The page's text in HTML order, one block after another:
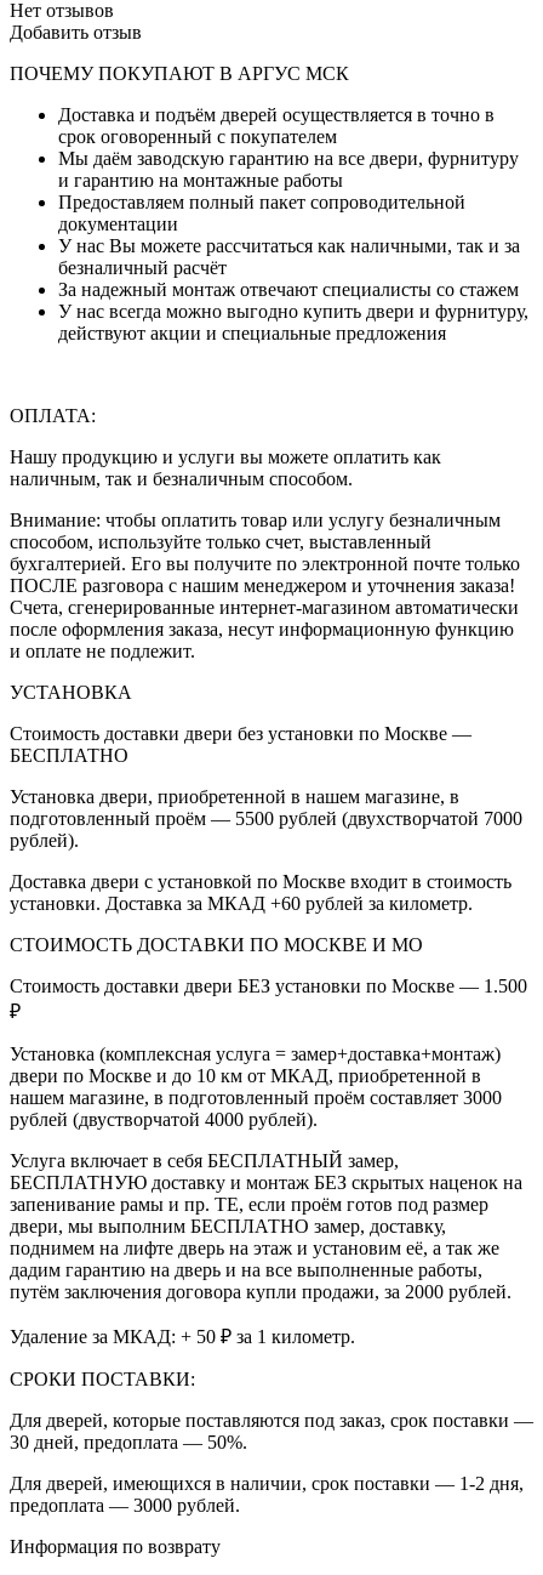
Нет отзывов
Добавить отзыв
ПОЧЕМУ ПОКУПАЮТ В АРГУС МСК
Доставка и подъём дверей осуществляется в точно в
срок оговоренный с покупателем
Мы даём заводскую гарантию на все двери, фурнитуру
и гарантию на монтажные работы
Предоставляем полный пакет сопроводительной
документации
У нас Вы можете рассчитаться как наличными, так и за
безналичный расчёт
За надежный монтаж отвечают специалисты со стажем
У нас всегда можно выгодно купить двери и фурнитуру,
действуют акции и специальные предложения
ОПЛАТА:
Нашу продукцию и услуги вы можете оплатить как
наличным, так и безналичным способом.
Внимание: чтобы оплатить товар или услугу безналичным
способом, используйте только счет, выставленный
бухгалтерией. Его вы получите по электронной почте только
ПОСЛЕ разговора с нашим менеджером и уточнения заказа!
Счета, сгенерированные интернет-магазином автоматически
после оформления заказа, несут информационную функцию
и оплате не подлежит.
УСТАНОВКА
Стоимость доставки двери без установки по Москве —
БЕСПЛАТНО
Установка двери, приобретенной в нашем магазине, в
подготовленный проём — 5500 рублей (двухстворчатой 7000
рублей).
Доставка двери с установкой по Москве входит в стоимость
установки. Доставка за МКАД +60 рублей за километр.
СТОИМОСТЬ ДОСТАВКИ ПО МОСКВЕ И МО
Стоимость доставки двери БЕЗ установки по Москве — 1.500
₽
Установка (комплексная услуга = замер+доставка+монтаж)
двери по Москве и до 10 км от МКАД, приобретенной в
нашем магазине, в подготовленный проём составляет 3000
рублей (двустворчатой 4000 рублей).
Услуга включает в себя БЕСПЛАТНЫЙ замер,
БЕСПЛАТНУЮ доставку и монтаж БЕЗ скрытых наценок на
запенивание рамы и пр. ТЕ, если проём готов под размер
двери, мы выполним БЕСПЛАТНО замер, доставку,
поднимем на лифте дверь на этаж и установим её, а так же
дадим гарантию на дверь и на все выполненные работы,
путём заключения договора купли продажи, за 2000 рублей.
Удаление за МКАД: + 50 ₽ за 1 километр.
СРОКИ ПОСТАВКИ:
Для дверей, которые поставляются под заказ, срок поставки —
30 дней, предоплата — 50%.
Для дверей, имеющихся в наличии, срок поставки — 1-2 дня,
предоплата — 3000 рублей.
Информация по возврату